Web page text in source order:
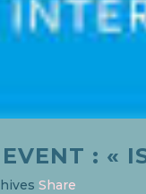
EVENT : «
Share